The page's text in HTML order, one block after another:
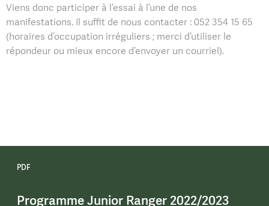
Viens donc participer à l’essai à l’une de nos
manifestations. Il suffit de nous contacter : 052 354 15 65
(horaires d’occupation irréguliers ; merci d’utiliser le
répondeur ou mieux encore d’envoyer un courriel).
PDF
Programme Junior Ranger 2022/2023